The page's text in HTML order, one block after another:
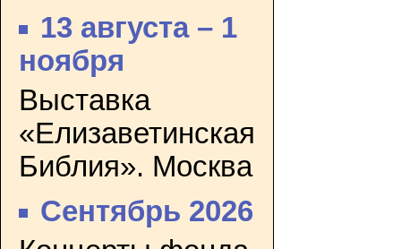
13 августа – 1
ноября
Выставка
«Елизаветинская
Библия». Москва
Сентябрь 2026